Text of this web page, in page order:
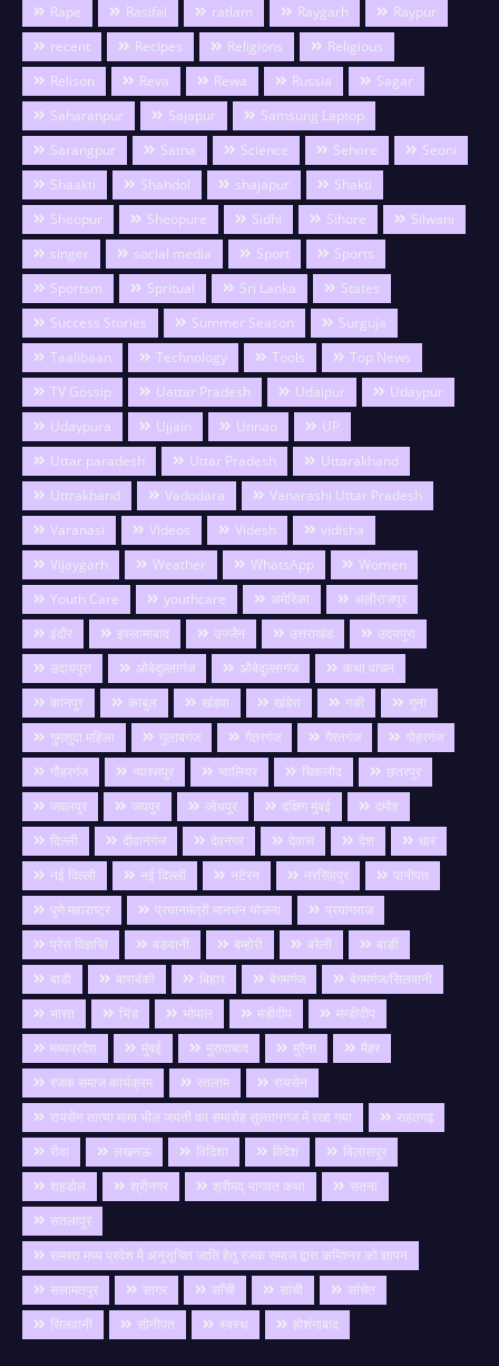
Rape
Rasifal ratlam Raygarh
Raypur
recent
Recipes Religions
Religious
Relison
Reva Rewa Russia
Sagar
Saharanpur
Sajapur
Samsung Laptop
Sarangpur
Satna Science Sehore
Seoni
Shaakti
Shahdol shajapur
Shakti
Sheopur
Sheopure Sidhi Sihore
Silwani
singer
social media Sport
Sports
Sportsm
Spritual Sri Lanka
States
Success Stories
Summer Season
Surguja
Taalibaan
Technology Tools
Top News
TV Gossip
Uattar Pradesh Udaipur
Udaypur
Udaypura
Ujjain Unnao
UP
Uttar paradesh
Uttar Pradesh
Uttarakhand
Uttrakhand
Vadodara
Vanarashi Uttar Pradesh
Varanasi
Videos Videsh
vidisha
Vijaygarh
Weather WhatsApp
Women
Youth Care
youthcare अमेरिका
अलीराजपुर
इंदौर
इस्लामाबाद उज्जैन उत्तराखंड
उदयपुरा
उदायपुरा
ओबेदुल्लागंज औबेदुल्लागंज
कथा वाचन
कानपुर
काबुल खंडवा खंडेरा गङी
गुना
गुमशुदा महिला
गुलाबगंज गैतरगंज गैरतगंज
गोहरगंज
गौहरगंज
ग्यारसपुर ग्वालियर चिकलोद
छतरपुर
जबलपुर
जयपुर जोधपुर दक्षिण मुंबई
दमोह
दिल्ली
दीवानगंज देवनगर देवास देश
धार
नई दिल्ली
नई दिल्ली नटेरन नरसिंहपुर
पानीपत
पुणे महाराष्ट्र
प्रधानमंत्री मानधन योजना
प्रयागराज
प्रेस विज्ञप्ति
बङवानी बम्होरी बरेली
बाङी
बाडी
बाराबंकी बिहार बेगमगंज
बेगमगंज/सिलवानी
भारत
भिंड भोपाल मंडीदीप
मण्डीदीप
मध्यप्रदेश
मुंबई मुरादाबाद मुरैना
मैहर
रजक समाज कार्यक्रम
रतलाम
रायसेन
रायसेन तात्या मामा भील जयंती का समारोह सुल्तानगंज में रखा गया
राहतगढ़
रीवा
लखनऊ विदिशा विदेश
विलासपुर
शहडोल
श्रीनगर श्रीमद् भागवत कथा
सतना
सतलापुर
समस्त मध्य प्रदेश मै अनुसूचित जाति हेतु रजक समाज द्वारा कमिश्नर को ज्ञापन
सलामतपुर
सागर साँची सांची
सांचेत
सिलवानी
सोनीपत स्वस्थ होशंगाबाद